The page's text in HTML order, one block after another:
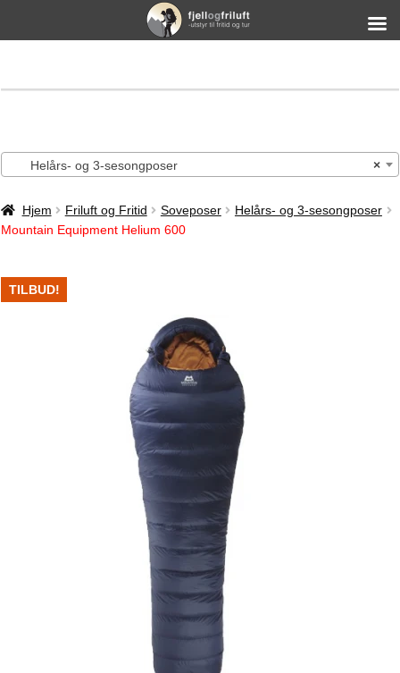
×
Helårs- og 3-sesongposer
Hjem Friluft og Fritid Soveposer
Helårs- og 3-sesongposer
Mountain Equipment Helium 600
TILBUD!